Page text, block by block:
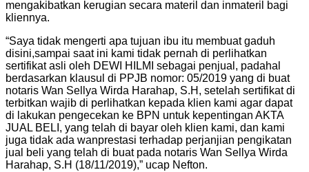
mengakibatkan kerugian secara materil dan inmateril bagi
kliennya.
“Saya tidak mengerti apa tujuan ibu itu membuat gaduh
disini,sampai saat ini kami tidak pernah di perlihatkan
sertifikat asli oleh DEWI HILMI sebagai penjual, padahal
berdasarkan klausul di PPJB nomor: 05/2019 yang di buat
notaris Wan Sellya Wirda Harahap, S.H, setelah sertifikat di
terbitkan wajib di perlihatkan kepada klien kami agar dapat
di lakukan pengecekan ke BPN untuk kepentingan AKTA
JUAL BELI, yang telah di bayar oleh klien kami, dan kami
juga tidak ada wanprestasi terhadap perjanjian pengikatan
jual beli yang telah di buat pada notaris Wan Sellya Wirda
Harahap, S.H (18/11/2019),” ucap Nefton.